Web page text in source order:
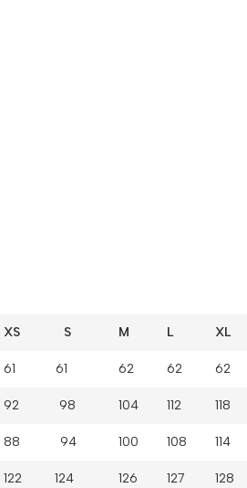
XS S M L XL
61 61 62 62 62
92 98 104 112 118
88 94 100 108 114
122 124 126 127 128